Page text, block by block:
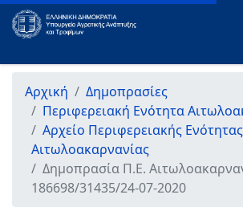
Αρχική
Δημοπρασίες
Περιφερειακή Ενότητα
Αρχείο Περιφερειακής Ενότητας
Αιτωλοακαρνανίας
Δημοπρασία Π.Ε.
186698/31435/24-07-2020